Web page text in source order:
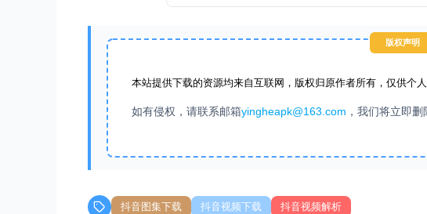
版权声明
本站提供下载的资源均来自互联网，版权归原作者所有，仅供个
如有侵权，请联系邮箱yingheapk@163.com ，我们将立即删
抖音图集下载 抖音视频下载 抖音视频解析